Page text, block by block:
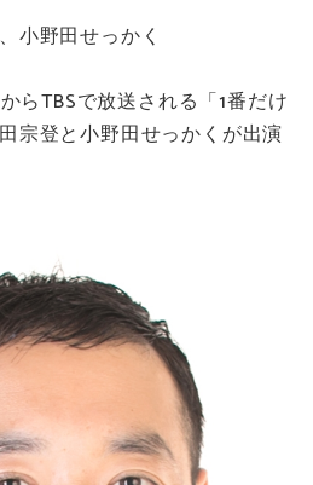
小野田せっかく
らTBSで放送される「1番だけ
宗登と小野田せっかくが出演